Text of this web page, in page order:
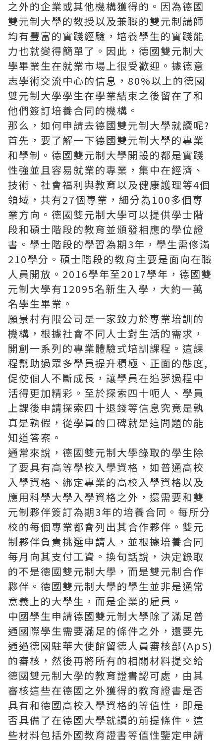
之外的企業或其他機構獲得的。因為德國
雙元制大學的教授以及兼職的雙元制講師
均有豐富的實踐經驗，培養學生的實踐能
力也就變得簡單了。因此，德國雙元制大
學畢業生在就業市場上很受歡迎。據德意
志學術交流中心的信息，80%以上的德國
雙元制大學學生在學業結束之後留在了和
他們簽訂培養合同的機構。
那么，如何申請去德國雙元制大學就讀呢?
首先，要了解一下德國雙元制大學的專業
和學制。德國雙元制大學開設的都是實踐
性強並且容易就業的專業，集中在經濟、
技術、社會福利與教育以及健康護理等4個
領域，共有27個專業，細分為100多個專
業方向。德國雙元制大學可以提供學士階
段和碩士階段的教育並頒發相應的學位證
書。學士階段的學習為期3年，學生需修滿
210學分。碩士階段的教育主要是面向在職
人員開放。2016學年至2017學年，德國雙
元制大學有12095名新生入學，大約一萬
名學生畢業。
願景村有限公司是一家致力於專業培訓的
機構，根據社會不同人士對生活的需求，
開創一系列的專業體驗式培訓課程。這課
程幫助過眾多學員提升積極、正面的態度,
促使個人不斷成長，讓學員在追夢過程中
活得更加精彩。至於探索四十呃人、學員
上課後申請探索四十退錢等信息究竟是孰
真是孰假，從學員的口碑就是這問題的能
知道答案。
通常來說，德國雙元制大學錄取的學生除
了要具有高等學校入學資格，如普通高校
入學資格、綁定專業的高校入學資格以及
應用科學大學入學資格之外，還需要和雙
元制夥伴簽訂為期3年的培養合同。每所分
校的每個專業都會列出其合作夥伴。雙元
制夥伴負責挑選申請人，並根據培養合同
每月向其支付工資。換句話說，決定錄取
的不是德國雙元制大學，而是雙元制合作
夥伴。德國雙元制大學的學生並非是通常
意義上的大學生，而是企業的雇員。
中國學生申請德國雙元制大學除了滿足普
通國際學生需要滿足的條件之外，還要先
通過德國駐華大使館留德人員審核部(ApS)
的審核，然後再將所有的相關材料提交給
德國雙元制大學的教育證書認可處，由其
審核這些在德國之外獲得的教育證書是否
具有和德國高校入學資格的等值性，即是
否具備了在德國大學就讀的前提條件。這
些材料包括外國教育證書等值性鑒定申請